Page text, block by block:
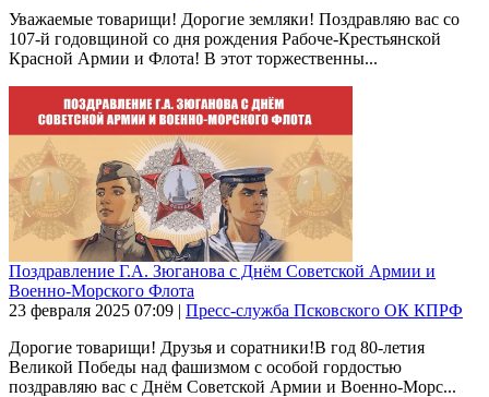
Уважаемые товарищи! Дорогие земляки! Поздравляю вас со
107-й годовщиной со дня рождения Рабоче-Крестьянской
Красной Армии и Флота! В этот торжественны...
Поздравление Г.А. Зюганова с Днём Советской Армии и
Военно-Морского Флота
23 февраля 2025 07:09 | Пресс-служба Псковского ОК КПРФ
Дорогие товарищи! Друзья и соратники!В год 80-летия
Великой Победы над фашизмом с особой гордостью
поздравляю вас с Днём Советской Армии и Военно-Морс...